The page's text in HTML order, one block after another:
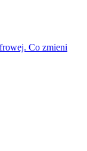
Co zmieni